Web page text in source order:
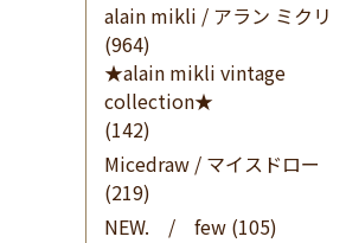
alain mikli / アラン ミクリ
(964)
★alain mikli vintage
collection★
(142)
Micedraw / マイスドロー
(219)
NEW. / few (105)